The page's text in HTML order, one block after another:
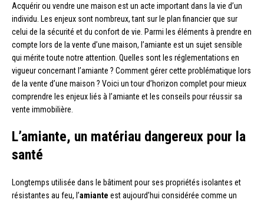
Acquérir ou vendre une maison est un acte important dans la vie d’un
individu. Les enjeux sont nombreux, tant sur le plan financier que sur
celui de la sécurité et du confort de vie. Parmi les éléments à prendre en
compte lors de la vente d’une maison, l’amiante est un sujet sensible
qui mérite toute notre attention. Quelles sont les réglementations en
vigueur concernant l’amiante ? Comment gérer cette problématique lors
de la vente d’une maison ? Voici un tour d’horizon complet pour mieux
comprendre les enjeux liés à l’amiante et les conseils pour réussir sa
vente immobilière.
L’amiante, un matériau dangereux pour la
santé
Longtemps utilisée dans le bâtiment pour ses propriétés isolantes et
résistantes au feu, l’amiante est aujourd’hui considérée comme un